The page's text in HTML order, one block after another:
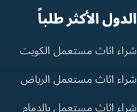
الدول الأكثر طلباً
شراء اثاث مستعمل الكويت
شراء اثاث مستعمل الرياض
شراء اثاث مستعمل بالدمام